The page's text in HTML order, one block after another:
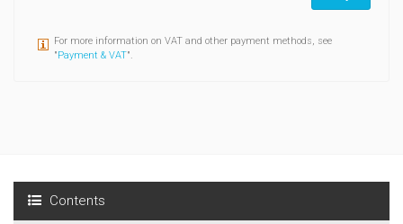
For more information on VAT and other payment methods, see
"Payment & VAT".
Contents